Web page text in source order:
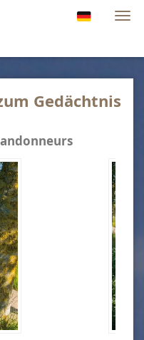
Gedächtnis